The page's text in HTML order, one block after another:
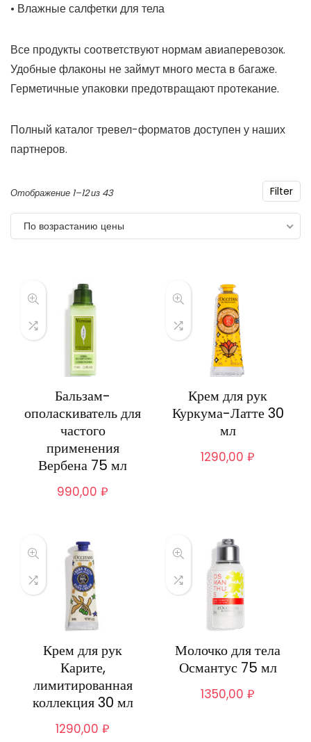
• Влажные салфетки для тела
Все продукты соответствуют нормам авиаперевозок.
Удобные флаконы не займут много места в багаже.
Герметичные упаковки предотвращают протекание.
Полный каталог тревел-форматов доступен у наших
партнеров.
Filter
Отображение 1–12 из 43Цены:
по
возрастанию
По возрастанию цены
Бальзам-
ополаскиватель для
частого
применения
Вербена 75 мл
990,00₽
Крем для рук
Куркума-Латте 30
мл
1290,00₽
Крем для рук
Карите,
лимитированная
коллекция 30 мл
1290,00₽
Молочко для тела
Османтус 75 мл
1350,00₽